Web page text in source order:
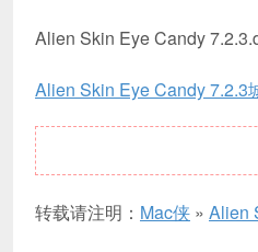
Alien Skin Eye Candy
Alien Skin Eye Candy 7.2.3
转载请注明： Mac侠 » Alien